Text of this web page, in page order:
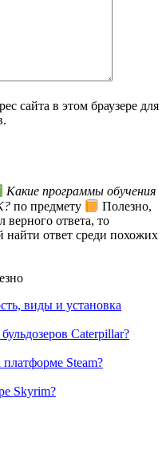
сайта в этом браузере для
Какие программы обучения
по предмету
Полезно,
верного ответа, то
найти ответ среди похожих
виды и установка
Caterpillar?
Steam?
Skyrim?